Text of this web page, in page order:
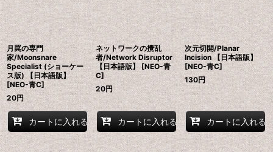
月罠の専門
家/Moonsnare
Specialist (ショーケー
ス版) 【日本語版】
[NEO-青C]
20円
カートに入れる
ネットワークの攪乱
者/Network Disruptor
【日本語版】 [NEO-青
C]
20円
カートに入れる
次元切開/Planar
Incision 【日本語版】
[NEO-青C]
130円
カートに入れる